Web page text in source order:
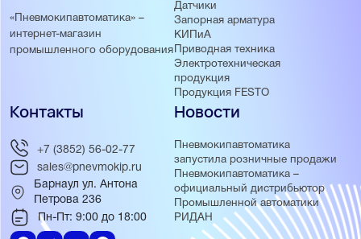
«Пневмокипавтоматика» –
интернет-магазин
промышленного оборудования
Датчики
Запорная арматура
КИПиА
Приводная техника
Электротехническая
продукция
Продукция FESTO
Новости
Пневмокипавтоматика
запустила розничные продажи
Пневмокипавтоматика –
официальный дистрибьютор
Промышленной автоматики
РИДАН
Контакты
+7 (3852) 56-02-77
sales@pnevmokip.ru
Барнаул ул. Антона
Петрова 236
Пн-Пт: 9:00 до 18:00